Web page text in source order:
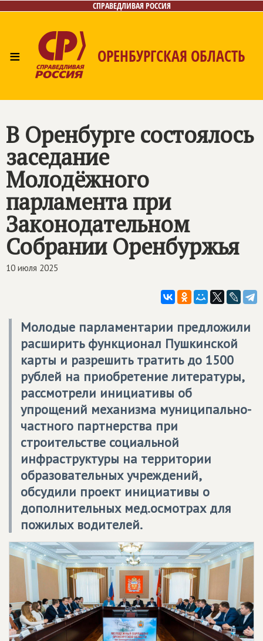
СПРАВЕДЛИВАЯ РОССИЯ
≡ ОРЕНБУРГСКАЯ ОБЛАСТЬ
В Оренбурге состоялось
заседание
Молодёжного
парламента при
Законодательном
Собрании Оренбуржья
10 июля 2025
Молодые парламентарии предложили
расширить функционал Пушкинской
карты и разрешить тратить до 1500
рублей на приобретение литературы,
рассмотрели инициативы об
упрощений механизма муниципально-
частного партнерства при
строительстве социальной
инфраструктуры на территории
образовательных учреждений,
обсудили проект инициативы о
дополнительных мед.осмотрах для
пожилых водителей.